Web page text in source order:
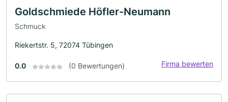
Goldschmiede Höfler-Neumann
Schmuck
Riekertstr. 5, 72074 Tübingen
0.0 (0 Bewertungen) Firma bewerten